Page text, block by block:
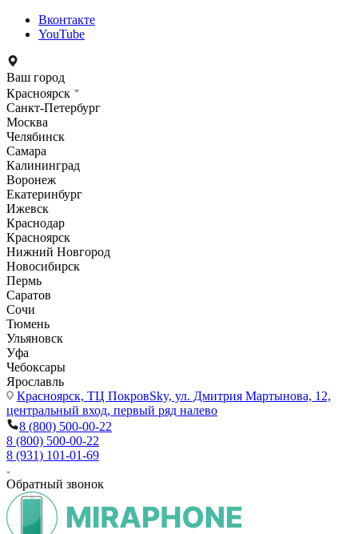
Вконтакте
YouTube
Ваш город
Красноярск
Санкт-Петербург
Москва
Челябинск
Самара
Калининград
Воронеж
Екатеринбург
Ижевск
Краснодар
Красноярск
Нижний Новгород
Новосибирск
Пермь
Саратов
Сочи
Тюмень
Ульяновск
Уфа
Чебоксары
Ярославль
Красноярск, ТЦ ПокровSky, ул. Дмитрия Мартынова, 12,
центральный вход, первый ряд налево
8 (800) 500-00-22
8 (800) 500-00-22
8 (931) 101-01-69
Обратный звонок